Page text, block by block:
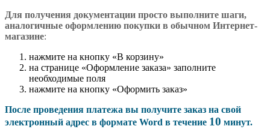
Для получения документации просто выполните шаги,
аналогичные оформлению покупки в обычном Интернет-
магазине:
нажмите на кнопку «В корзину»
на странице «Оформление заказа» заполните
необходимые поля
нажмите на кнопку «Оформить заказ»
После проведения платежа вы получите заказ на свой
электронный адрес в формате Word в течение 10 минут.